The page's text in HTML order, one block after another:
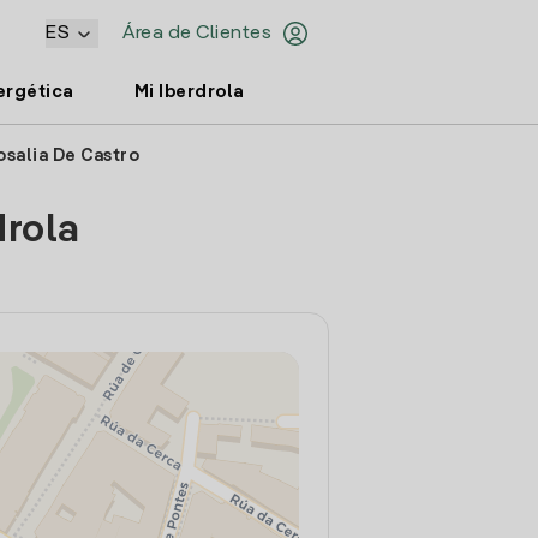
Área de Clientes
ES
Mi Iberdrola
De Castro